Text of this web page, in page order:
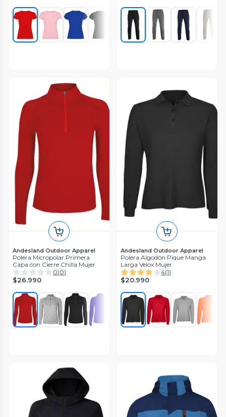
Andesland Outdoor Apparel
Polera Micropolar Primera
Capa con Cierre Chilla Mujer
0(0)
$26.990
Andesland Outdoor Apparel
Polera Algodón Pique Manga
Larga Velox Mujer
4(1)
$20.990